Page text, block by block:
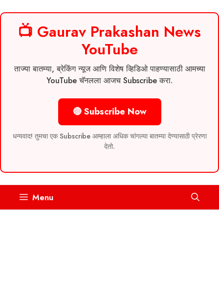
📺 Gaurav Prakashan News
YouTube
ताज्या बातम्या, ब्रेकिंग न्यूज आणि विशेष व्हिडिओ पाहण्यासाठी आमच्या
YouTube चॅनलला आजच Subscribe करा.
🔴 Subscribe Now
धन्यवाद! तुमचा एक Subscribe आम्हाला अधिक चांगल्या बातम्या देण्यासाठी प्रेरणा
देतो.
Menu